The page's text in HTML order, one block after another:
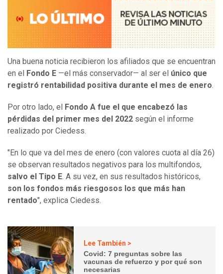
Una buena noticia recibieron los afiliados que se encuentran
en el
Fondo E —el más conservador— al ser el único que
registró rentabilidad positiva durante el mes de enero.
Por otro lado, el
Fondo A fue el que encabezó las
pérdidas del primer mes del 2022 según el informe
realizado por Ciedess.
"En lo que va del mes de enero (con valores cuota al día 26)
se observan resultados negativos para los multifondos,
salvo el Tipo E. A su vez, en sus resultados históricos,
son los fondos más riesgosos los que más han
rentado", explica Ciedess.
Lee También >
Covid: 7 preguntas sobre las
vacunas de refuerzo y por qué son
necesarias